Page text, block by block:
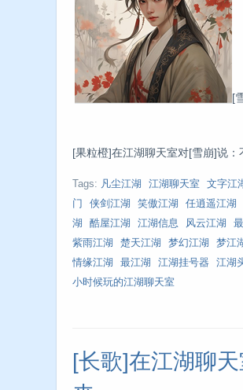
[
[果粒橙]在江湖聊天室对[雪崩]说
Tags: 凡尘江湖 江湖聊天室 文字江
门
侠剑江湖 笑傲江湖 任逍遥江湖
湖
酷屋江湖 江湖信息 风云江湖
紫雨江湖
楚天江湖 梦幻江湖 梦江
情缘江湖
最江湖 江湖挂号器 江湖
小时候玩的江湖聊天室
[长歌]在江湖聊